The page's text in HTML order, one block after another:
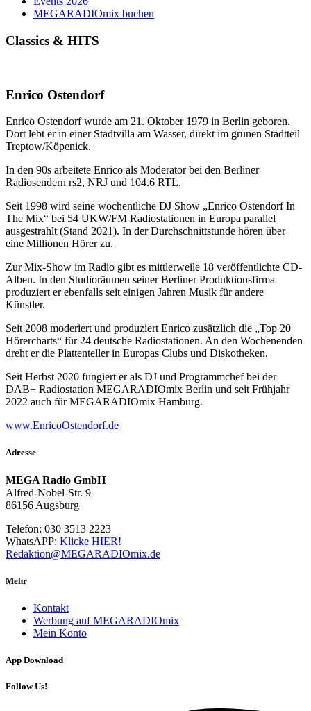
MEGARADIOmix buchen
Classics & HITS
Enrico Ostendorf
Enrico Ostendorf wurde am 21. Oktober 1979 in Berlin geboren.
Dort lebt er in einer Stadtvilla am Wasser, direkt im grünen Stadtteil
Treptow/Köpenick.
In den 90s arbeitete Enrico als Moderator bei den Berliner
Radiosendern rs2, NRJ und 104.6 RTL.
Seit 1998 wird seine wöchentliche DJ Show „Enrico Ostendorf In
The Mix“ bei 54 UKW/FM Radiostationen in Europa parallel
ausgestrahlt (Stand 2021). In der Durchschnittstunde hören über
eine Millionen Hörer zu.
Zur Mix-Show im Radio gibt es mittlerweile 18 veröffentlichte CD-
Alben. In den Studioräumen seiner Berliner Produktionsfirma
produziert er ebenfalls seit einigen Jahren Musik für andere
Künstler.
Seit 2008 moderiert und produziert Enrico zusätzlich die „Top 20
Hörercharts“ für 24 deutsche Radiostationen. An den Wochenenden
dreht er die Plattenteller in Europas Clubs und Diskotheken.
Seit Herbst 2020 fungiert er als DJ und Programmchef bei der
DAB+ Radiostation MEGARADIOmix Berlin und seit Frühjahr
2022 auch für MEGARADIOmix Hamburg.
www.EnricoOstendorf.de
Adresse
MEGA Radio GmbH
Alfred-Nobel-Str. 9
86156 Augsburg
Telefon: 030 3513 2223
WhatsAPP: Klicke HIER!
Redaktion@MEGARADIOmix.de
Mehr
Kontakt
Werbung auf MEGARADIOmix
Mein Konto
App Download
Follow Us!